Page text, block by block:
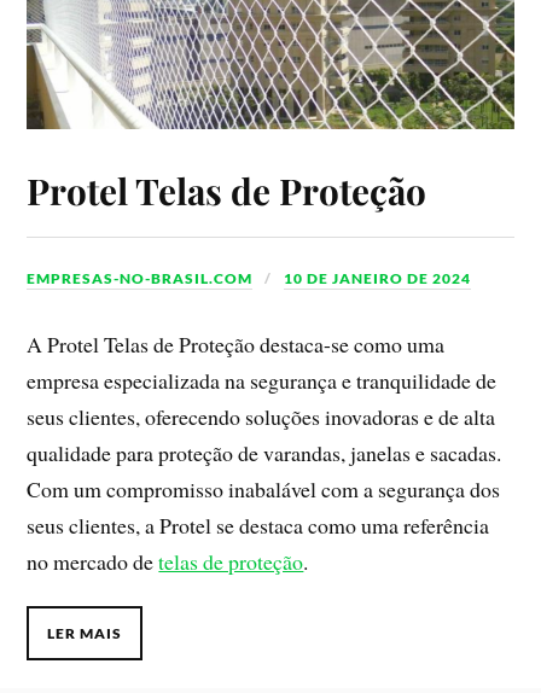
Protel Telas de Proteção
EMPRESAS-NO-BRASIL.COM 10 DE JANEIRO DE 2024
A Protel Telas de Proteção destaca-se como uma
empresa especializada na segurança e tranquilidade de
seus clientes, oferecendo soluções inovadoras e de alta
qualidade para proteção de varandas, janelas e sacadas.
Com um compromisso inabalável com a segurança dos
seus clientes, a Protel se destaca como uma referência
no mercado detelas de proteção.
LER MAIS